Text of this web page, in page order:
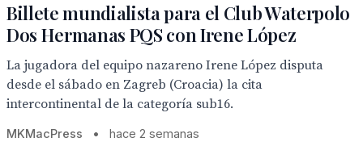
Billete mundialista para el Club Waterpolo
Dos Hermanas PQS con Irene López
La jugadora del equipo nazareno Irene López disputa
desde el sábado en Zagreb (Croacia) la cita
intercontinental de la categoría sub16.
MKMacPress • hace 2 semanas